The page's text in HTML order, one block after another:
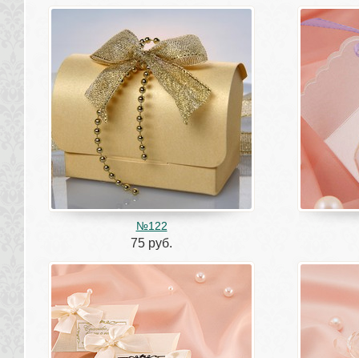
№122
75 руб.